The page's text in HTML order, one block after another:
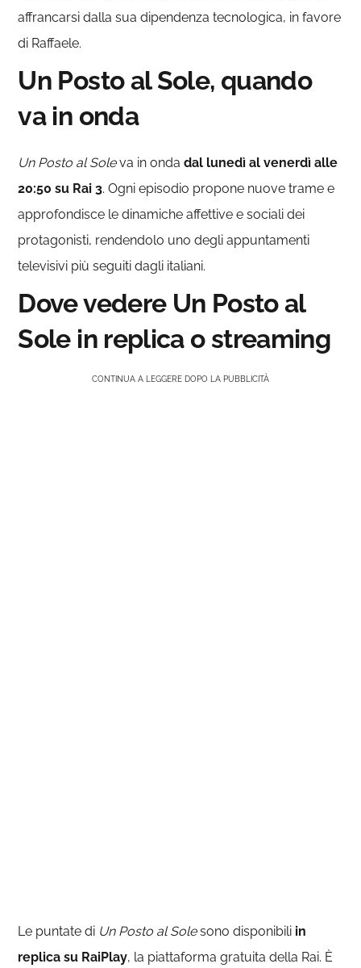
affrancarsi dalla sua dipendenza tecnologica, in favore
di Raffaele.
Un Posto al Sole, quando
va in onda
Un Posto al Soleva in ondadal lunedì al venerdì alle
20:50 su Rai 3. Ogni episodio propone nuove trame e
approfondisce le dinamiche affettive e sociali dei
protagonisti, rendendolo uno degli appuntamenti
televisivi più seguiti dagli italiani.
Dove vedere Un Posto al
Sole in replica o streaming
CONTINUA A LEGGERE DOPO LA PUBBLICITÀ
Le puntate di Un Posto al Solesono disponibili in
replica su RaiPlay, la piattaforma gratuita della Rai. È